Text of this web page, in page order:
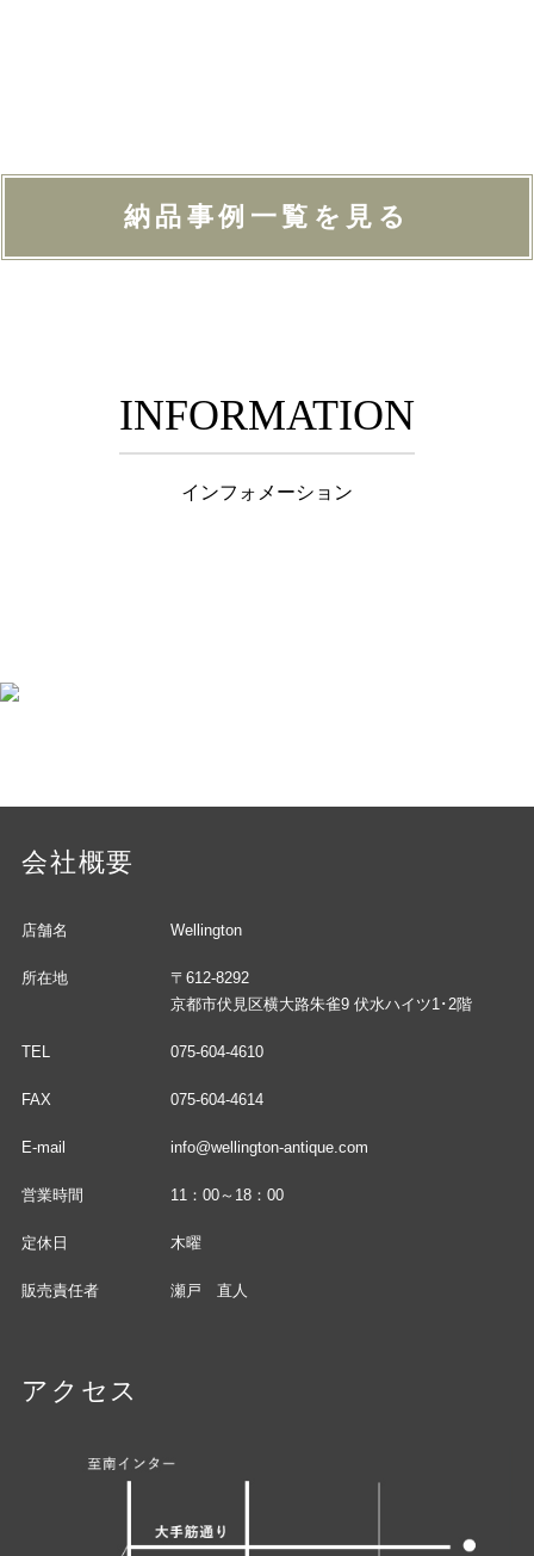
納品事例一覧を見る
INFORMATION
インフォメーション
会社概要
店舗名 Wellington
所在地
〒612-8292
京都市伏見区横大路朱雀9 伏水ハイツ1･2階
TEL 075-604-4610
FAX 075-604-4614
E-mail info@wellington-antique.com
営業時間 11：00～18：00
定休日 木曜
販売責任者 瀬戸 直人
アクセス